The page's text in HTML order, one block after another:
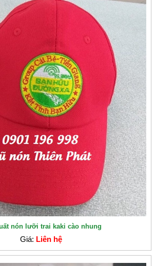
nón lưỡi trai kaki cào nhung
Giá: Liên hệ